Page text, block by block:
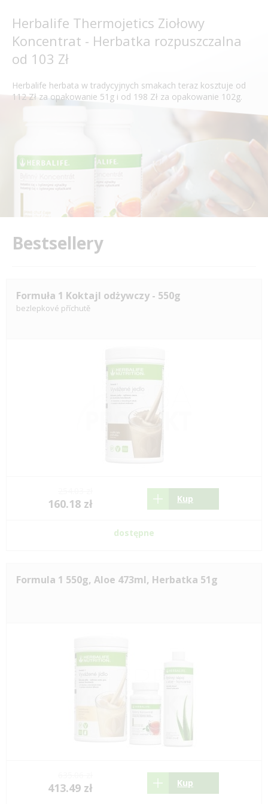
Herbalife Thermojetics Ziołowy
Koncentrat - Herbatka rozpuszczalna
od 103 Zł
Herbalife herbata w tradycyjnych smakach teraz kosztuje od
112 Zł za opakowanie 51g i od 198 Zł za opakowanie 102g.
Bestsellery
Formuła 1 Koktajl odżywczy - 550g
bezlepkové příchutě
160.18 zł Kup
dostępne
Formula 1 550g, Aloe 473ml, Herbatka 51g
413.49 zł Kup